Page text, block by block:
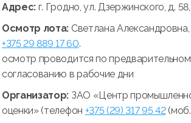
Адрес: г. Гродно, ул. Дзержинского, д.
Осмотр лота: Светлана
+375 29 889 17 60.
осмотр проводится по
согласованию в рабочие дни
Организатор: ЗАО «Центр
оценки» (телефон +375 (29) 317 95 42